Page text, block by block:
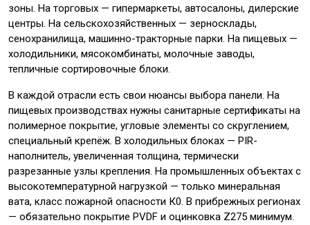
зоны. На торговых — гипермаркеты, автосалоны, дилерские
центры. На сельскохозяйственных — зерносклады,
сенохранилища, машинно-тракторные парки. На пищевых —
холодильники, мясокомбинаты, молочные заводы,
тепличные сортировочные блоки.
В каждой отрасли есть свои нюансы выбора панели. На
пищевых производствах нужны санитарные сертификаты на
полимерное покрытие, угловые элементы со скруглением,
специальный крепёж. В холодильных блоках — PIR-
наполнитель, увеличенная толщина, термически
разрезанные узлы крепления. На промышленных объектах с
высокотемпературной нагрузкой — только минеральная
вата, класс пожарной опасности К0. В прибрежных регионах
— обязательно покрытие PVDF и оцинковка Z275 минимум.